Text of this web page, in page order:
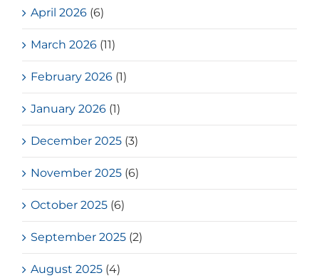
April 2026 (6)
March 2026 (11)
February 2026 (1)
January 2026 (1)
December 2025 (3)
November 2025 (6)
October 2025 (6)
September 2025 (2)
August 2025 (4)